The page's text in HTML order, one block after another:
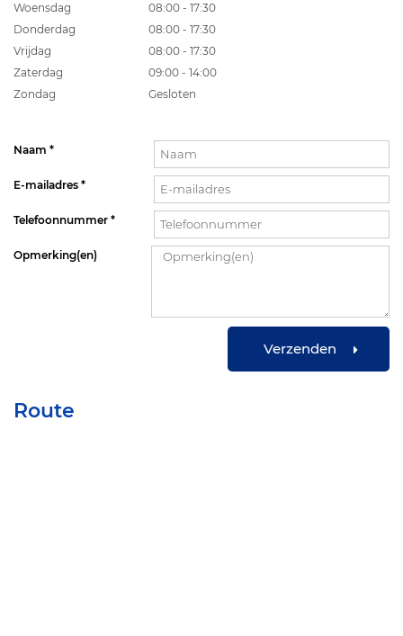
Woensdag
08:00 - 17:30
Donderdag
08:00 - 17:30
Vrijdag
08:00 - 17:30
Zaterdag
09:00 - 14:00
Zondag
Gesloten
Naam *
E-mailadres *
Telefoonnummer *
Opmerking(en)
Route